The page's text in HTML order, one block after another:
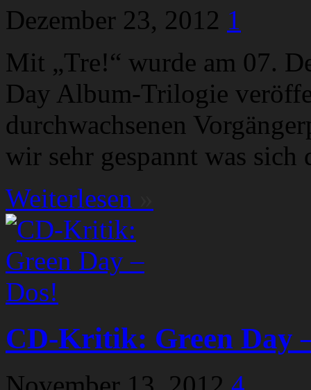
Dezember 23, 2012 1
Mit „Tre!“ wurde am 07.
Day Album-Trilogie
durchwachsenen
wir sehr gespannt was
Weiterlesen
CD-Kritik: Green Day